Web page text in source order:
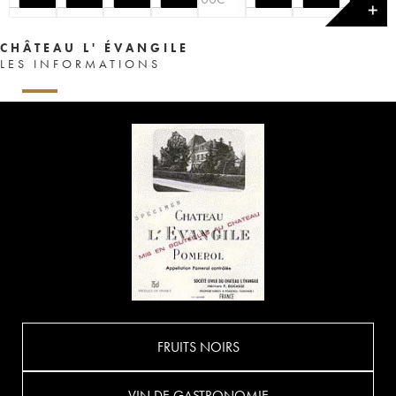
✕
CHÂTEAU L' ÉVANGILE
LES INFORMATIONS
FRUITS NOIRS